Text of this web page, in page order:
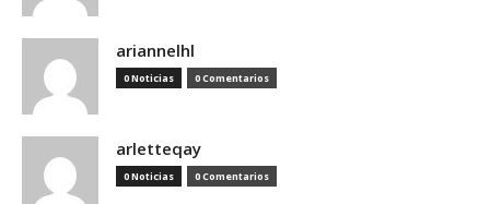
ariannelhl
0 Noticias 0 Comentarios
arletteqay
0 Noticias 0 Comentarios